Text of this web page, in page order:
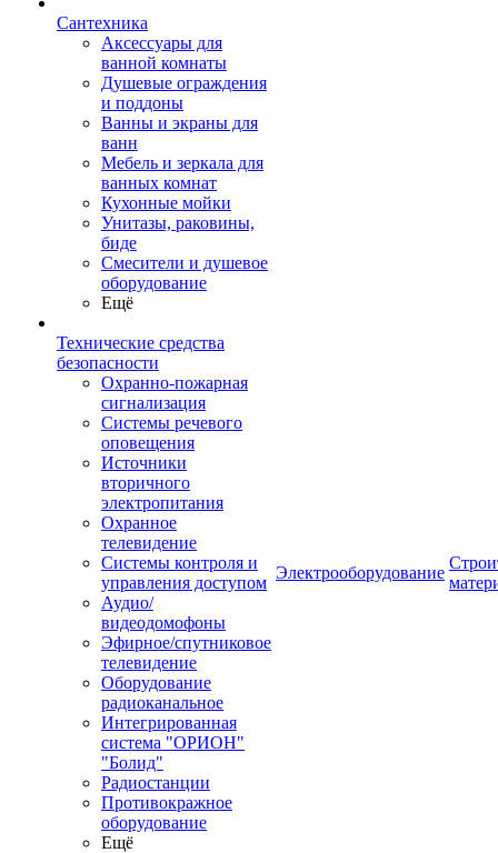
Сантехника
Аксессуары для
ванной комнаты
Душевые ограждения
и поддоны
Ванны и экраны для
ванн
Мебель и зеркала для
ванных комнат
Кухонные мойки
Унитазы, раковины,
биде
Смесители и душевое
оборудование
Ещё
Технические средства
безопасности
Охранно-пожарная
сигнализация
Системы речевого
оповещения
Источники
вторичного
электропитания
Охранное
телевидение
Системы контроля и
управления доступом
Аудио/
видеодомофоны
Эфирное/спутниковое
телевидение
Оборудование
радиоканальное
Интегрированная
система "ОРИОН"
"Болид"
Радиостанции
Противокражное
оборудование
Ещё
Электрооборудование